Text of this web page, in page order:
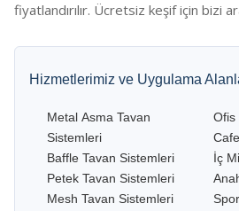
fiyatlandırılır. Ücretsiz keşif için bizi
Hizmetlerimiz ve Uygulama
Metal Asma Tavan
Sistemleri
Baffle Tavan Sistemleri
Petek Tavan Sistemleri
Mesh Tavan Sistemleri
Ofis
İç